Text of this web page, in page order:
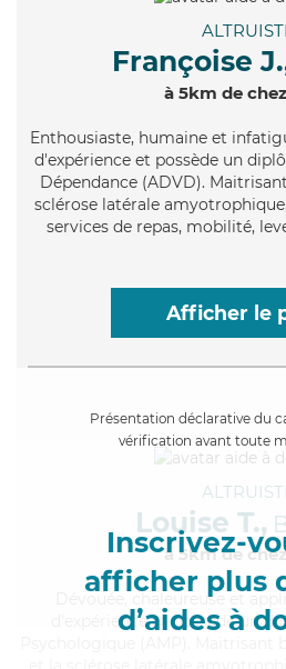
Françoise
à 5km de
Enthousiaste, humaine et
d'expérience et possède un
Dépendance (ADVD).
sclérose latérale
services de repas, mobilité,
Afficher le
Présentation déclarative du
vérification avant toute
Inscrivez-
afficher plus
d’aides à
Louise T.,
à 5km de
, chaleureuse et
d'expérience et possède un